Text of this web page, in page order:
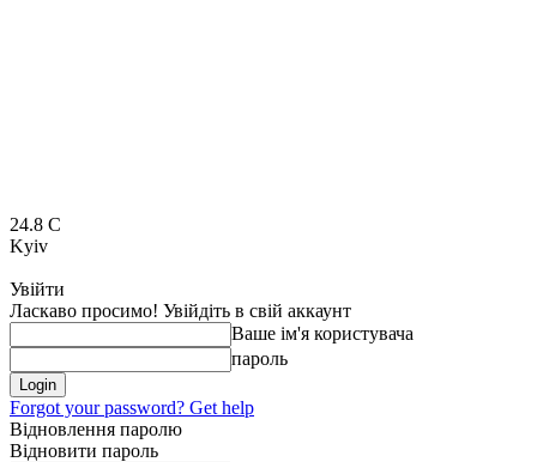
24.8 C
Kyiv
Увійти
Ласкаво просимо! Увійдіть в свій аккаунт
Ваше ім'я користувача
пароль
Forgot your password? Get help
Відновлення паролю
Відновити пароль